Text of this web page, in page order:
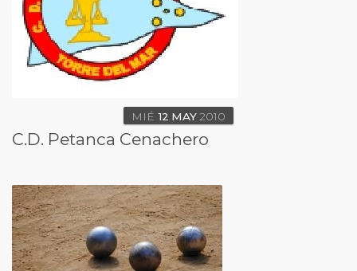
MIÉ 12 MAY2010
C.D. Petanca Cenachero